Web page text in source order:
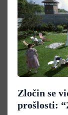
Zločin se
prošlosti: